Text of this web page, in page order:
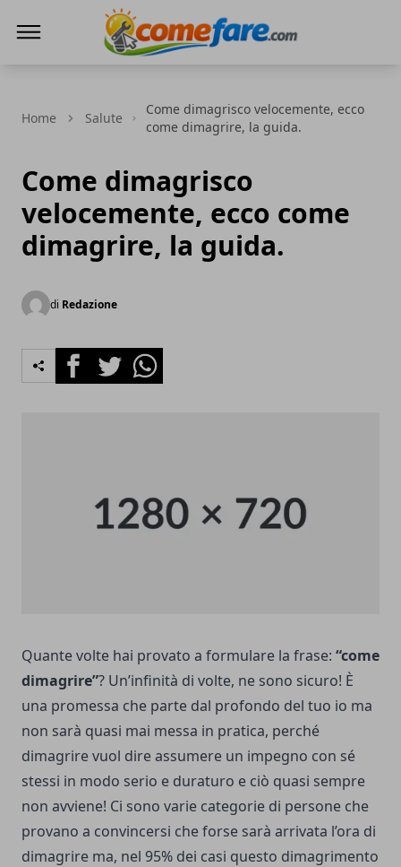
Home Salute
Come dimagrisco velocemente, ecco
come dimagrire, la guida.
Come dimagrisco
velocemente, ecco come
dimagrire, la guida.
di Redazione
FacebookTwitterWhatsapp
Quante volte hai provato a formulare la frase: “come
dimagrire”? Un’infinità di volte, ne sono sicuro! È
una promessa che parte dal profondo del tuo io ma
non sarà quasi mai messa in pratica, perché
dimagrire vuol dire assumere un impegno con sé
stessi in modo serio e duraturo e ciò quasi sempre
non avviene! Ci sono varie categorie di persone che
provano a convincersi che forse sarà arrivata l’ora di
dimagrire ma, nel 95% dei casi questo dimagrimento